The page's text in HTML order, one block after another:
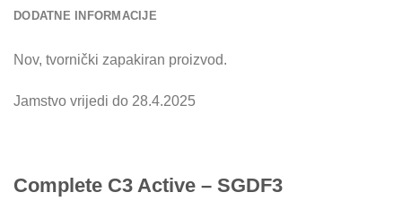
DODATNE INFORMACIJE
Nov, tvornički zapakiran proizvod.
Jamstvo vrijedi do 28.4.2025
Complete C3 Active – SGDF3